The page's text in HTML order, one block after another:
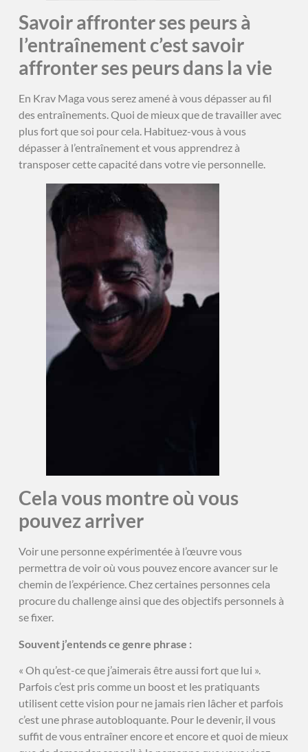
Savoir affronter ses peurs à
l’entraînement c’est savoir
affronter ses peurs dans la vie
En Krav Maga vous serez amené à vous dépasser au fil
des entraînements. Quoi de mieux que de travailler avec
plus fort que soi pour cela. Habituez-vous à vous
dépasser à l’entraînement et vous apprendrez à
transposer cette capacité dans votre vie personnelle.
Cela vous montre où vous
pouvez arriver
Voir une personne expérimentée à l’œuvre vous
permettra de voir où vous pouvez encore avancer sur le
chemin de l’expérience. Chez certaines personnes cela
procure du challenge ainsi que des objectifs personnels à
se fixer.
Souvent j’entends ce genre phrase :
« Oh qu’est-ce que j’aimerais être aussi fort que lui ».
Parfois c’est pris comme un boost et les pratiquants
utilisent cette vision pour ne jamais rien lâcher et parfois
c’est une phrase autobloquante. Pour le devenir, il vous
suffit de vous entraîner encore et encore et quoi de mieux